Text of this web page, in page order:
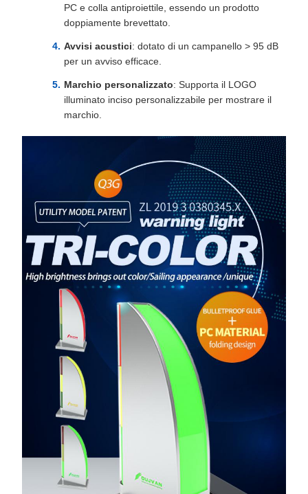
PC e colla antiproiettile, essendo un prodotto
doppiamente brevettato.
Avvisi acustici: dotato di un campanello > 95 dB
per un avviso efficace.
Marchio personalizzato: Supporta il LOGO
illuminato inciso personalizzabile per mostrare il
marchio.